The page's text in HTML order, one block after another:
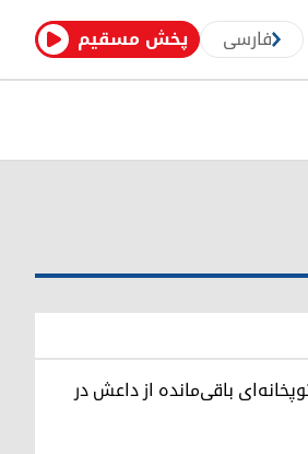
پخش مسقیم فارسی
توپخانه‌ای باقی‌مانده از داعش در